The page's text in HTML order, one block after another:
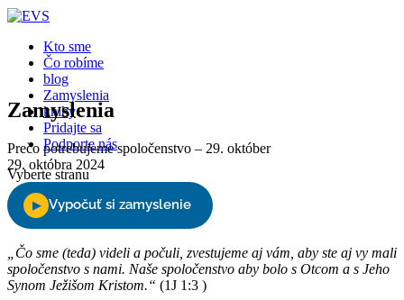
Kto sme
Čo robíme
blog
Zamyslenia
knihy
Pridajte sa
Podporte nás
Vyberte stranu
Zamyslenia
Prečo potrebujeme spoločenstvo – 29. október
29. októbra 2024
„Čo sme (teda) videli a počuli, zvestujeme aj vám, aby ste aj vy mali
spoločenstvo s nami. Naše spoločenstvo aby bolo s Otcom a s Jeho
Synom Ježišom Kristom.“ (1J 1:3 )